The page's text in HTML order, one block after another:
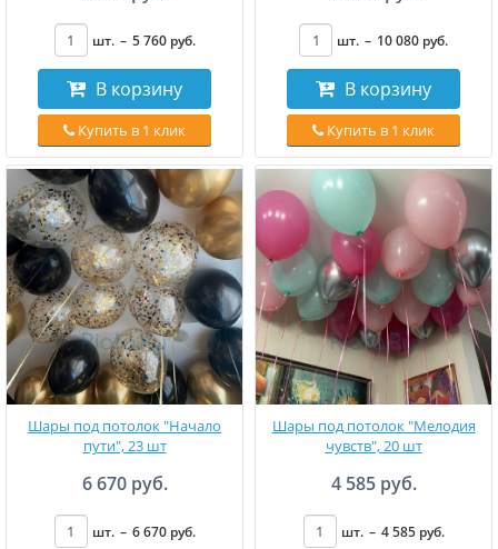
шт. – 5 760 руб.
В корзину
Купить в 1 клик
шт. – 10 080 руб.
В корзину
Купить в 1 клик
Шары под потолок "Начало
пути", 23 шт
6 670 руб.
шт. – 6 670 руб.
Шары под потолок "Мелодия
чувств", 20 шт
4 585 руб.
шт. – 4 585 руб.